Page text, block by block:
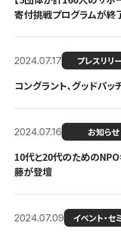
寄付挑戦プログラムが終
2024.07.17 プレスリリ
コングラント、グッドパ
2024.07.16 お知らせ
10代と20代のための
藤が登壇
2024.07.09 イベント・セ